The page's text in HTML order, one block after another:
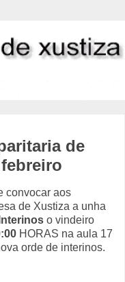
de
convocar aos
de Xustiza a unha
o vindeiro
HORAS na aula 17
orde de interinos.